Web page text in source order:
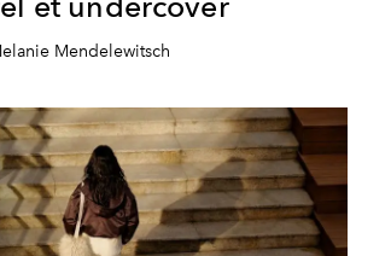
Mendelewitsch